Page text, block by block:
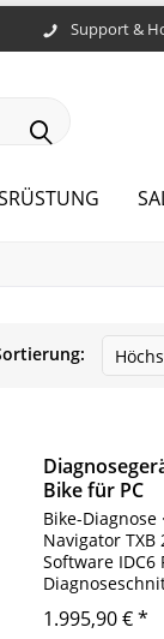
Support &
Bike für PC
Bike-Diagnose
Navigator TXB
Software IDC6
Generation –
während der
1.995,90 € *